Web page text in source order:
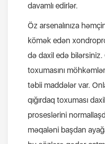
davamlı edirlər.
Öz arsenalınıza
kömək edən
də daxil edə bilərsiniz.
toxumasını
təbii maddələr var.
qığırdaq toxuması
proseslərini
məqaləni başdan